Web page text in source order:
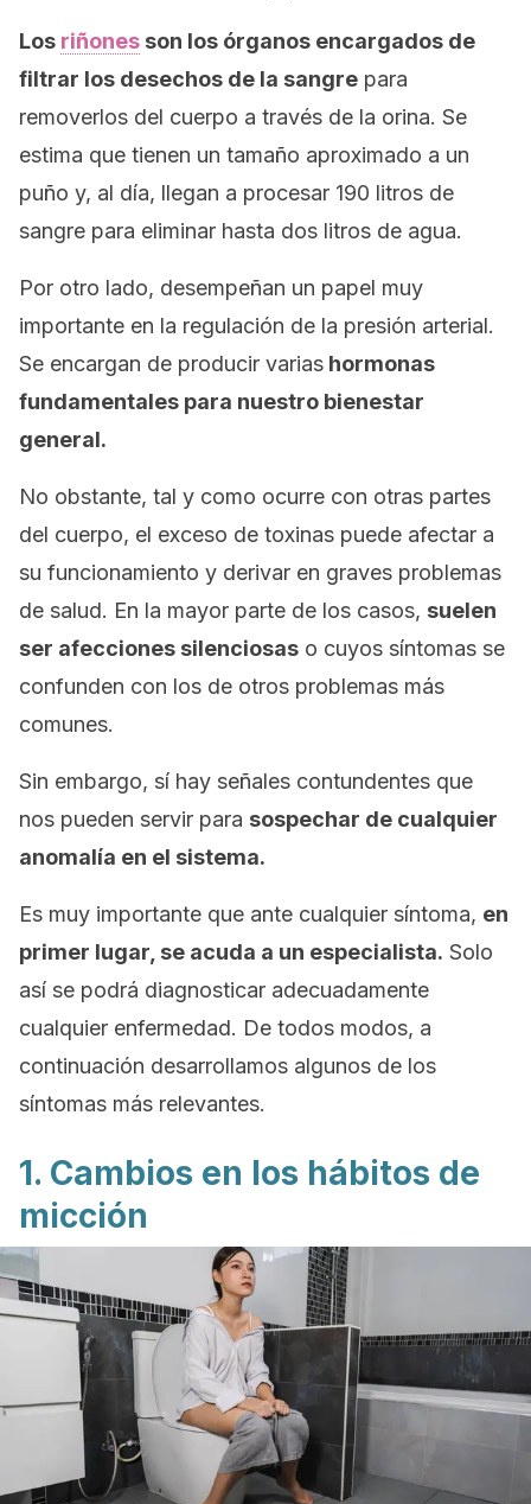
Los riñones son los órganos encargados de
filtrar los desechos de la sangre para
removerlos del cuerpo a través de la orina. Se
estima que tienen un tamaño aproximado a un
puño y, al día, llegan a procesar 190 litros de
sangre para eliminar hasta dos litros de agua.
Por otro lado, desempeñan un papel muy
importante en la regulación de la presión arterial.
Se encargan de producir varias hormonas
fundamentales para nuestro bienestar
general.
No obstante, tal y como ocurre con otras partes
del cuerpo, el exceso de toxinas puede afectar a
su funcionamiento y derivar en graves problemas
de salud. En la mayor parte de los casos, suelen
ser afecciones silenciosas o cuyos síntomas se
confunden con los de otros problemas más
comunes.
Sin embargo, sí hay señales contundentes que
nos pueden servir para sospechar de cualquier
anomalía en el sistema.
Es muy importante que ante cualquier síntoma, en
primer lugar, se acuda a un especialista. Solo
así se podrá diagnosticar adecuadamente
cualquier enfermedad. De todos modos, a
continuación desarrollamos algunos de los
síntomas más relevantes.
1. Cambios en los hábitos de
micción